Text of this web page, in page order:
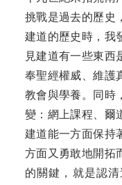
挑戰是過去的歷史
建道的歷史時，我
見建道有一些東西
奉聖經權威、維護
教會與學養。同時
變：網上課程、爾
建道能一方面保持
方面又勇敢地開拓
的關鍵，就是認